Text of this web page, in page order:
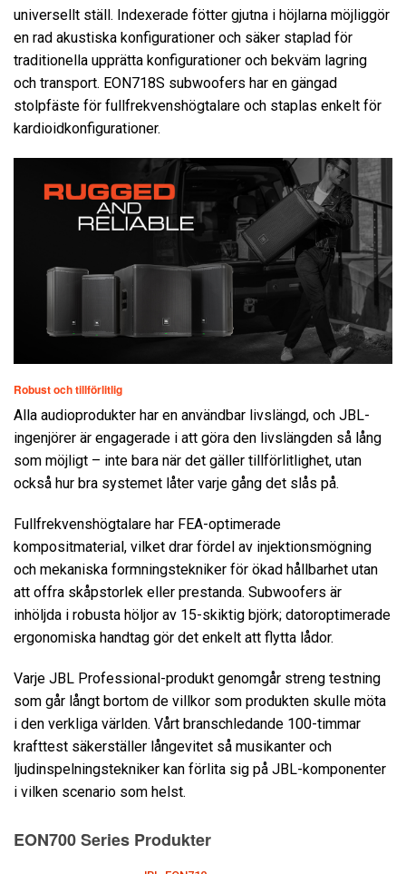
universellt ställ. Indexerade fötter gjutna i höjlarna möjliggör
en rad akustiska konfigurationer och säker staplad för
traditionella upprätta konfigurationer och bekväm lagring
och transport. EON718S subwoofers har en gängad
stolpfäste för fullfrekvenshögtalare och staplas enkelt för
kardioidkonfigurationer.
Robust och tillförlitlig
Alla audioprodukter har en användbar livslängd, och JBL-
ingenjörer är engagerade i att göra den livslängden så lång
som möjligt – inte bara när det gäller tillförlitlighet, utan
också hur bra systemet låter varje gång det slås på.
Fullfrekvenshögtalare har FEA-optimerade
kompositmaterial, vilket drar fördel av injektionsmögning
och mekaniska formningstekniker för ökad hållbarhet utan
att offra skåpstorlek eller prestanda. Subwoofers är
inhöljda i robusta höljor av 15-skiktig björk; datoroptimerade
ergonomiska handtag gör det enkelt att flytta lådor.
Varje JBL Professional-produkt genomgår streng testning
som går långt bortom de villkor som produkten skulle möta
i den verkliga världen. Vårt branschledande 100-timmar
krafttest säkerställer långevitet så musikanter och
ljudinspelningstekniker kan förlita sig på JBL-komponenter
i vilken scenario som helst.
EON700 Series Produkter